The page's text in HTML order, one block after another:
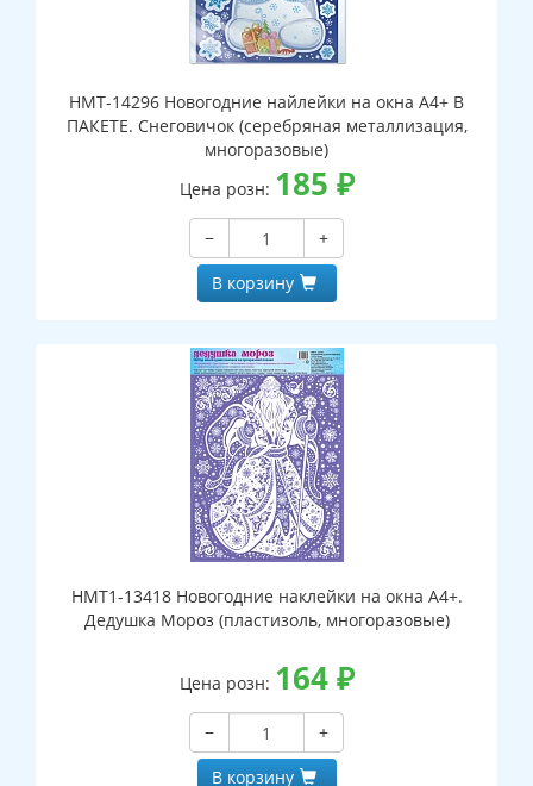
НМТ-14296 Новогодние найлейки на окна А4+ В
ПАКЕТЕ. Снеговичок (серебряная металлизация,
многоразовые)
Цена розн: 185 ₽
−
+
В корзину
НМТ1-13418 Новогодние наклейки на окна А4+.
Дедушка Мороз (пластизоль, многоразовые)
Цена розн: 164₽
−
+
В корзину